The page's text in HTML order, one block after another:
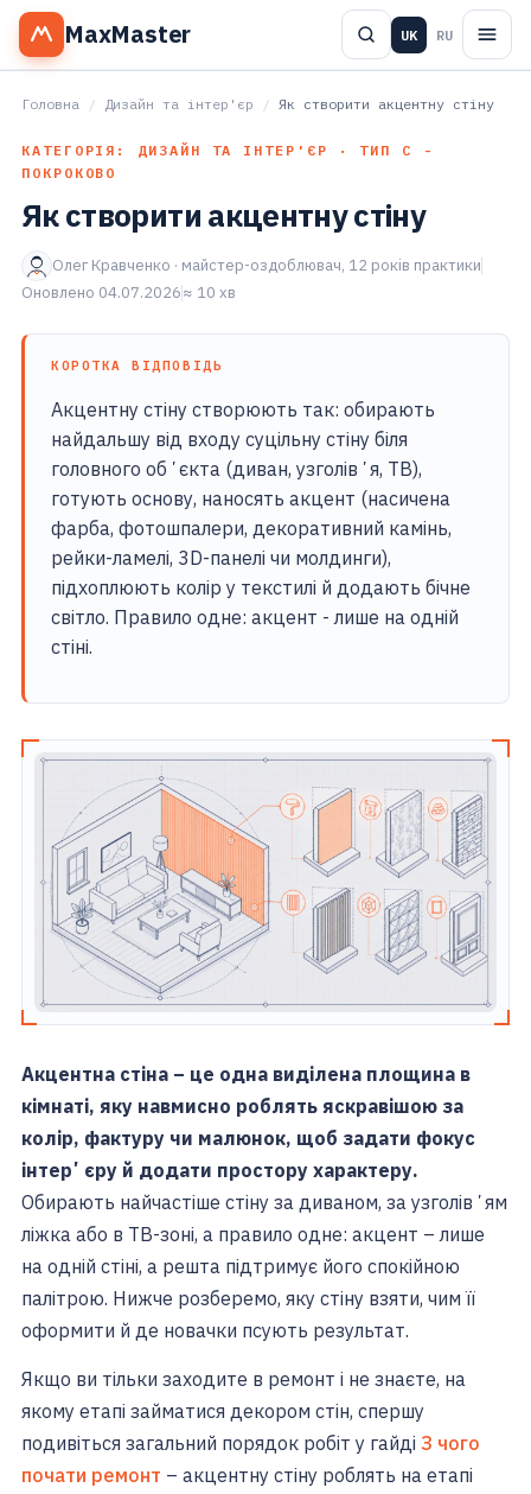
MaxMaster UK RU
Головна / Дизайн та інтер'єр / Як створити акцентну стіну
КАТЕГОРІЯ: ДИЗАЙН ТА ІНТЕР'ЄР · ТИП С -
ПОКРОКОВО
Як створити акцентну стіну
Олег Кравченко · майстер-оздоблювач, 12 років практики
Оновлено 04.07.2026≈ 10 хв
КОРОТКА ВІДПОВІДЬ
Акцентну стіну створюють так: обирають
найдальшу від входу суцільну стіну біля
головного обʼєкта (диван, узголівʼя, ТВ),
готують основу, наносять акцент (насичена
фарба, фотошпалери, декоративний камінь,
рейки-ламелі, 3D-панелі чи молдинги),
підхоплюють колір у текстилі й додають бічне
світло. Правило одне: акцент - лише на одній
стіні.
Акцентна стіна – це одна виділена площина в
кімнаті, яку навмисно роблять яскравішою за
колір, фактуру чи малюнок, щоб задати фокус
інтерʼєру й додати простору характеру.
Обирають найчастіше стіну за диваном, за узголівʼям
ліжка або в ТВ-зоні, а правило одне: акцент – лише
на одній стіні, а решта підтримує його спокійною
палітрою. Нижче розберемо, яку стіну взяти, чим її
оформити й де новачки псують результат.
Якщо ви тільки заходите в ремонт і не знаєте, на
якому етапі займатися декором стін, спершу
подивіться загальний порядок робіт у гайді З чого
почати ремонт – акцентну стіну роблять на етапі